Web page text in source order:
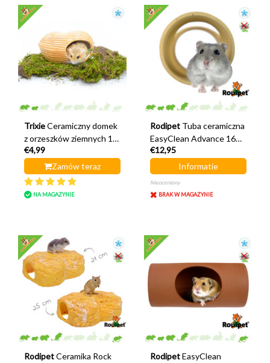
Trixie Ceramiczny domek
z orzeszków ziemnych 17
cm
€4,99
Zamów teraz
NA MAGAZYNIE
Rodipet Tuba ceramiczna
EasyClean Advance 16
cm
€12,95
Informatie
Nieoceniony
BRAK W MAGAZYNIE
Rodipet Ceramika Rock
Rodipet EasyClean